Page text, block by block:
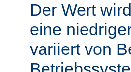
Der Wert
eine
variiert von